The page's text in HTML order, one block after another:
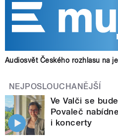
Audiosvět Českého rozhlasu na
NEJPOSLOUCHANĚJŠÍ
Ve Valči se
Povaleč
i koncerty